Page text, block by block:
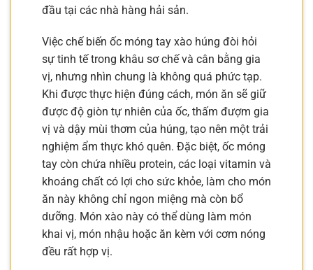
đầu tại các nhà hàng hải sản.
Việc chế biến ốc móng tay xào húng đòi hỏi
sự tinh tế trong khâu sơ chế và cân bằng gia
vị, nhưng nhìn chung là không quá phức tạp.
Khi được thực hiện đúng cách, món ăn sẽ giữ
được độ giòn tự nhiên của ốc, thấm đượm gia
vị và dậy mùi thơm của húng, tạo nên một trải
nghiệm ẩm thực khó quên. Đặc biệt, ốc móng
tay còn chứa nhiều protein, các loại vitamin và
khoáng chất có lợi cho sức khỏe, làm cho món
ăn này không chỉ ngon miệng mà còn bổ
dưỡng. Món xào này có thể dùng làm món
khai vị, món nhậu hoặc ăn kèm với cơm nóng
đều rất hợp vị.